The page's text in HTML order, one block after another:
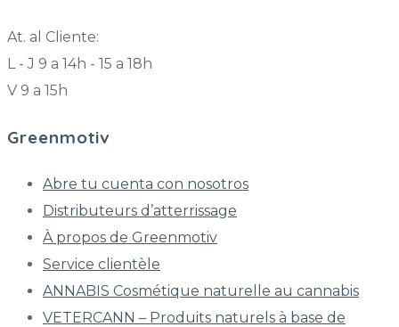
At. al Cliente:
L - J 9 a 14h - 15 a 18h
V 9 a 15h
Greenmotiv
Abre tu cuenta con nosotros
Distributeurs d’atterrissage
À propos de Greenmotiv
Service clientèle
ANNABIS Cosmétique naturelle au cannabis
VETERCANN – Produits naturels à base de